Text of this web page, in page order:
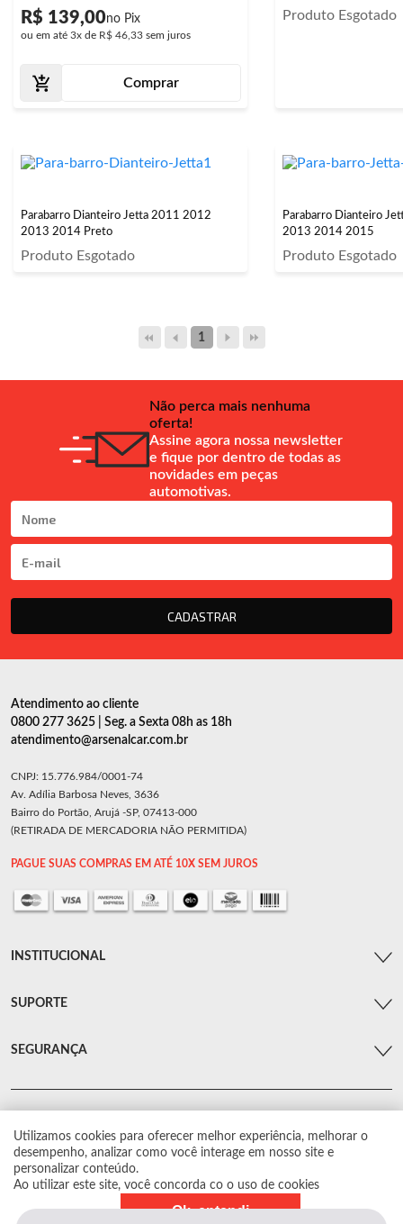
R$ 139,00
ou em até 3x de R$ 46,33 sem juros
Comprar
Produto Esgotado
Parabarro Dianteiro Jetta 2011 2012
2013 2014 Preto
Produto Esgotado
Parabarro Dianteiro
2013 2014 2015
Produto Esgotado
1
Não perca mais nenhuma
oferta!
Assine agora nossa newsletter
e fique por dentro de todas as
novidades em peças
automotivas.
CADASTRAR
Utilizamos cookies para oferecer melhor experiência, melhorar o
desempenho, analizar como você interage em nosso site e
personalizar conteúdo.
Ao utilizar este site, você concorda co o uso de cookies
Ok, entendi
Atendimento ao cliente
0800 277 3625 | Seg. a Sexta 08h as 18h
atendimento@arsenalcar.com.br
CNPJ: 15.776.984/0001-74
Av. Adília Barbosa Neves, 3636
Bairro do Portão, Arujá -SP, 07413-000
(RETIRADA DE MERCADORIA NÃO PERMITIDA)
PAGUE SUAS COMPRAS EM ATÉ 10X SEM JUROS
INSTITUCIONAL
SUPORTE
SEGURANÇA
© Arsenal Car. Todos os direitos reservados.
Proibida reprodução total ou parcial. Preços e estoque sujeito a alterações sem
aviso prévio.